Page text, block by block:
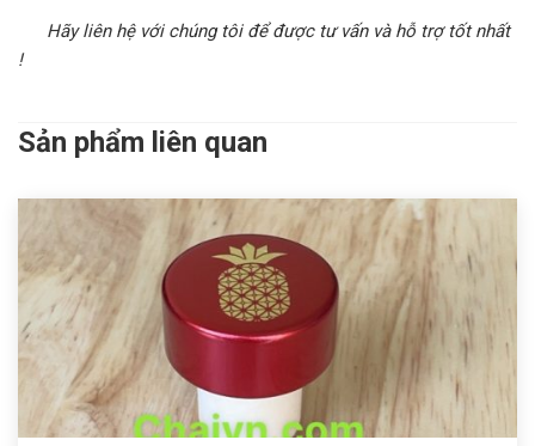
Hãy liên hệ với chúng tôi để được tư vấn và hỗ trợ tốt nhất
!
Sản phẩm liên quan